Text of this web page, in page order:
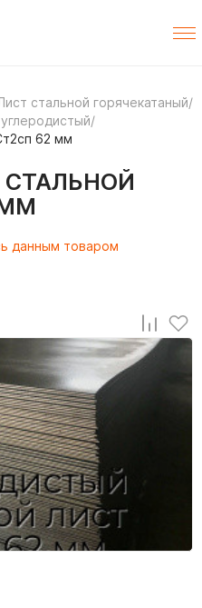
стальной горячекатаный/
/
62 мм
данным товаром